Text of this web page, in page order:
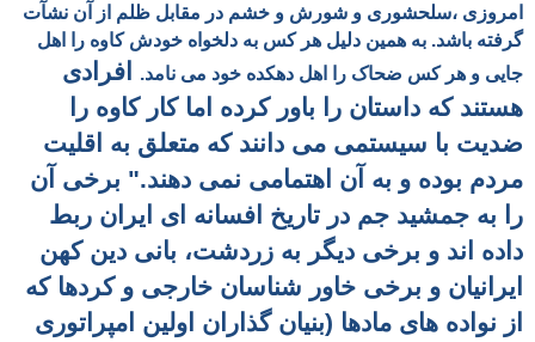
امروزی ،سلحشوری و شورش و خشم در مقابل ظلم از آن نشآت
گرفته باشد. به همین دلیل هر کس به دلخواه خودش کاوه را اهل
جایی و هر کس ضحاک را اهل دهکده خود می نامد.
افرادی
هستند که داستان را باور کرده اما کار کاوه را
ضدیت با سیستمی می دانند که متعلق به اقلیت
مردم بوده و به آن اهتمامی نمی دهند." برخی آن
را به جمشيد جم در تاريخ افسانه ای ايران ربط
داده اند و برخی ديگر به زردشت، بانی دين کهن
ايرانيان و برخی خاور شناسان خارجی و کردها که
از نواده های مادها (بنيان گذاران اولين امپراتوری